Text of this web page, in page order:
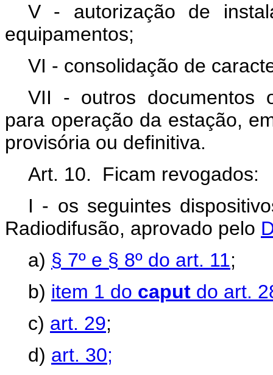
V - autorização de
equipamentos;
VI - consolidação de
VII - outros documentos
para operação da estação,
provisória ou definitiva.
Art. 10. Ficam revogados:
I - os seguintes
Radiodifusão, aprovado pelo
a) § 7º e § 8º do art. 11;
b) item 1 do caput do art.
c) art. 29;
d) art. 30;